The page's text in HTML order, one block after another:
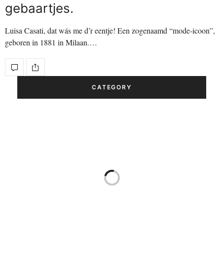
gebaartjes.
Luisa Casati, dat wás me d’r eentje! Een zogenaamd “mode-icoon”,
geboren in 1881 in Milaan.…
CATEGORY